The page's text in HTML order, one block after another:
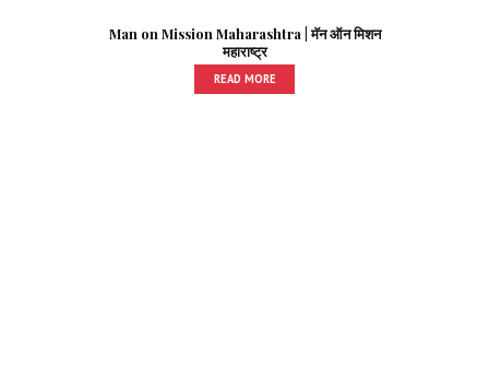
Man on Mission Maharashtra | मॅन ऑन मिशन
महाराष्ट्र
READ MORE